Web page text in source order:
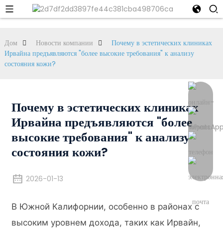
Дом Новости компании
Почему в эстетических клиниках
Ирвайна предъявляются "более высокие требования" к анализу
состояния кожи?
Почему в эстетических клиниках
Ирвайна предъявляются "более
высокие требования" к анализу
состояния кожи?
2026-01-13
В Южной Калифорнии, особенно в районах с
высоким уровнем дохода, таких как Ирвайн,